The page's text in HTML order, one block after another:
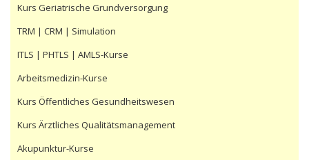
Kurs Geriatrische Grundversorgung
TRM | CRM | Simulation
ITLS | PHTLS | AMLS-Kurse
Arbeitsmedizin-Kurse
Kurs Öffentliches Gesundheitswesen
Kurs Ärztliches Qualitätsmanagement
Akupunktur-Kurse